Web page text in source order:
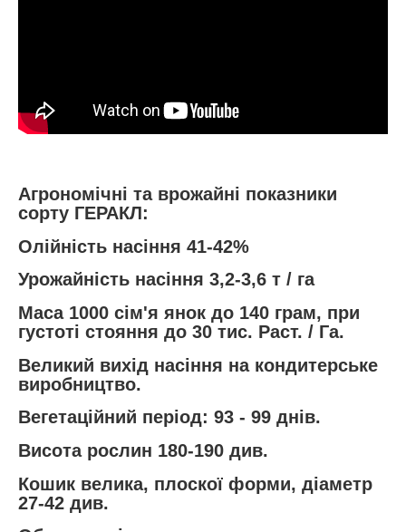
Агрономічні та врожайні показники
сорту ГЕРАКЛ:
Олійність насіння 41-42%
Урожайність насіння 3,2-3,6 т / га
Маса 1000 сім'я янок до 140 грам, при
густоті стояння до 30 тис. Раст. / Га.
Великий вихід насіння на кондитерське
виробництво.
Вегетаційний період: 93 - 99 днів.
Висота рослин 180-190 див.
Кошик велика, плоскої форми, діаметр
27-42 див.